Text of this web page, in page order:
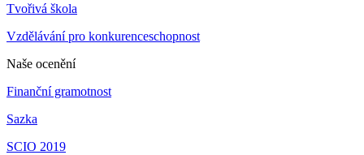
Tvořivá škola
Vzdělávání pro konkurenceschopnost
Naše ocenění
Finanční gramotnost
Sazka
SCIO 2019